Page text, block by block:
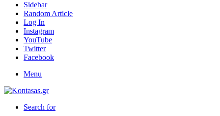
Sidebar
Random Article
Log In
Instagram
YouTube
Twitter
Facebook
Menu
Search for